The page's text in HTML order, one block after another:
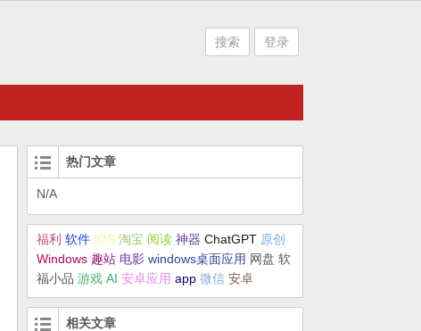
搜索 登录
热门文章
N/A
福利 软件 IOS 淘宝 阅读 神器 ChatGPT 原创
Windows 趣站 电影 windows桌面应用 网盘 软
福小品 游戏 AI 安卓应用 app 微信 安卓
相关文章